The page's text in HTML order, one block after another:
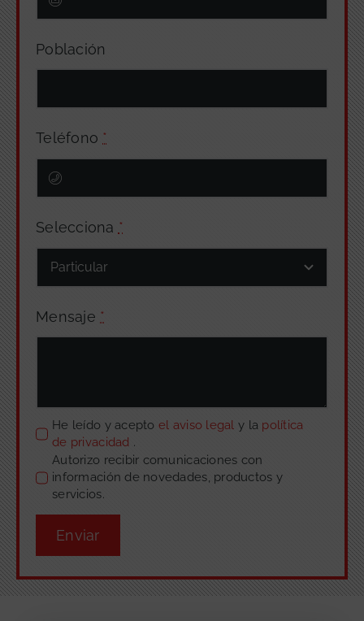
Población
Teléfono *
Selecciona *
Mensaje *
He leído y acepto el aviso legaly la política
de privacidad .
Autorizo recibir comunicaciones con
información de novedades, productos y
servicios.
Enviar